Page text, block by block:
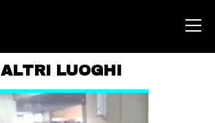
ABOUT
ALTRI LUOGHI